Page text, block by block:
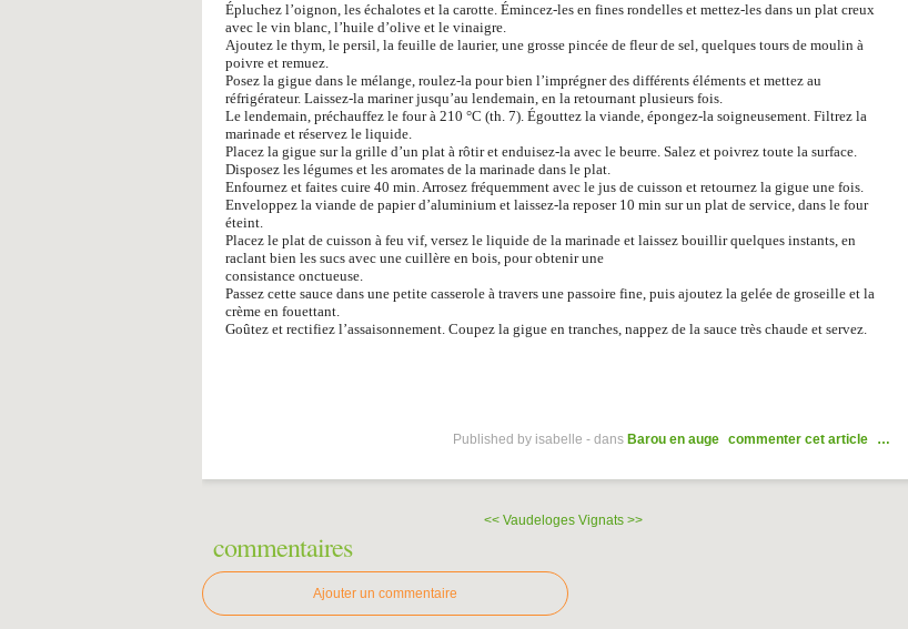
Épluchez l’oignon, les échalotes et la carotte. Émincez-les en fines rondelles et mettez-les dans un plat creux
avec le vin blanc, l’huile d’olive et le vinaigre.
Ajoutez le thym, le persil, la feuille de laurier, une grosse pincée de fleur de sel, quelques tours de moulin à
poivre et remuez.
Posez la gigue dans le mélange, roulez-la pour bien l’imprégner des différents éléments et mettez au
réfrigérateur. Laissez-la mariner jusqu’au lendemain, en la retournant plusieurs fois.
Le lendemain, préchauffez le four à 210 °C (th. 7). Égouttez la viande, épongez-la soigneusement. Filtrez la
marinade et réservez le liquide.
Placez la gigue sur la grille d’un plat à rôtir et enduisez-la avec le beurre. Salez et poivrez toute la surface.
Disposez les légumes et les aromates de la marinade dans le plat.
Enfournez et faites cuire 40 min. Arrosez fréquemment avec le jus de cuisson et retournez la gigue une fois.
Enveloppez la viande de papier d’aluminium et laissez-la reposer 10 min sur un plat de service, dans le four
éteint.
Placez le plat de cuisson à feu vif, versez le liquide de la marinade et laissez bouillir quelques instants, en
raclant bien les sucs avec une cuillère en bois, pour obtenir une
consistance onctueuse.
Passez cette sauce dans une petite casserole à travers une passoire fine, puis ajoutez la gelée de groseille et la
crème en fouettant.
Goûtez et rectifiez l’assaisonnement. Coupez la gigue en tranches, nappez de la sauce très chaude et servez.
Published by isabelle - dans Barou en auge commenter cet article …
<< Vaudeloges Vignats >>
commentaires
Ajouter un commentaire